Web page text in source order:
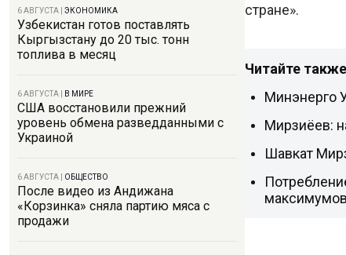
6 АВГУСТА ЭКОНОМИКА
Узбекистан готов поставлять
Кыргызстану до 20 тыс. тонн
топлива в месяц
6 АВГУСТА В МИРЕ
США восстановили прежний
уровень обмена разведданными с
Украиной
6 АВГУСТА ОБЩЕСТВО
После видео из Андижана
«Корзинка» сняла партию мяса с
продажи
стране».
Читайте
Минэнерго
Мирзиёев:
Шавкат
максимумов